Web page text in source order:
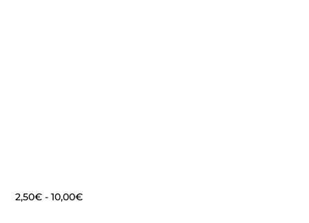
2,50€ - 10,00€Rango